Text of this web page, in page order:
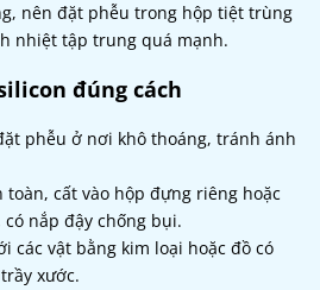
nên đặt phễu trong hộp tiệt trùng
nhiệt tập trung quá mạnh.
đúng cách
phễu ở nơi khô thoáng, tránh ánh
toàn, cất vào hộp đựng riêng hoặc
nắp đậy chống bụi.
các vật bằng kim loại hoặc đồ có
xước.